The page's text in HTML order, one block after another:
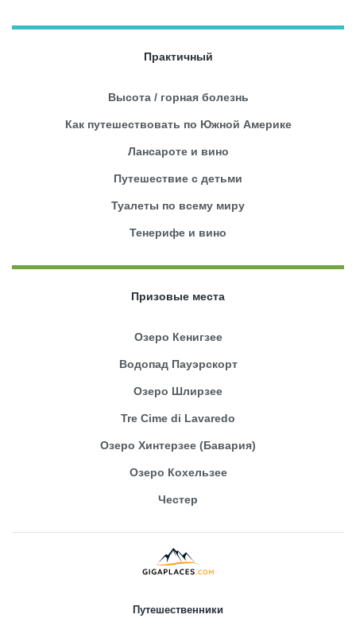
Практичный
Высота / горная болезнь
Как путешествовать по Южной Америке
Лансароте и вино
Путешествие с детьми
Туалеты по всему миру
Тенерифе и вино
Призовые места
Озеро Кенигзее
Водопад Пауэрскорт
Озеро Шлирзее
Tre Cime di Lavaredo
Озеро Хинтерзее (Бавария)
Озеро Кохельзее
Честер
Путешественники